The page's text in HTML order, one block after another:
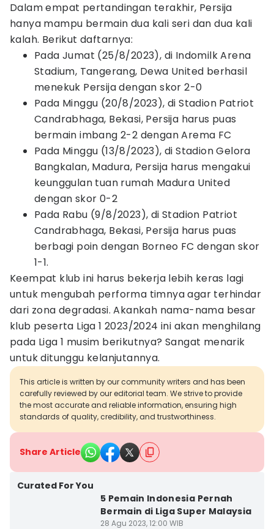
Dalam empat pertandingan terakhir, Persija
hanya mampu bermain dua kali seri dan dua kali
kalah. Berikut daftarnya:
Pada Jumat (25/8/2023), di Indomilk Arena
Stadium, Tangerang, Dewa United berhasil
menekuk Persija dengan skor 2-0
Pada Minggu (20/8/2023), di Stadion Patriot
Candrabhaga, Bekasi, Persija harus puas
bermain imbang 2-2 dengan Arema FC
Pada Minggu (13/8/2023), di Stadion Gelora
Bangkalan, Madura, Persija harus mengakui
keunggulan tuan rumah Madura United
dengan skor 0-2
Pada Rabu (9/8/2023), di Stadion Patriot
Candrabhaga, Bekasi, Persija harus puas
berbagi poin dengan Borneo FC dengan skor
1-1.
Keempat klub ini harus bekerja lebih keras lagi
untuk mengubah performa timnya agar terhindar
dari zona degradasi. Akankah nama-nama besar
klub peserta Liga 1 2023/2024 ini akan menghilang
pada Liga 1 musim berikutnya? Sangat menarik
untuk ditunggu kelanjutannya.
This article is written by our community writers and has been
carefully reviewed by our editorial team. We strive to provide
the most accurate and reliable information, ensuring high
standards of quality, credibility, and trustworthiness.
Share Article
Curated For You
5 Pemain Indonesia Pernah
Bermain di Liga Super Malaysia
28 Agu 2023, 12:00 WIB